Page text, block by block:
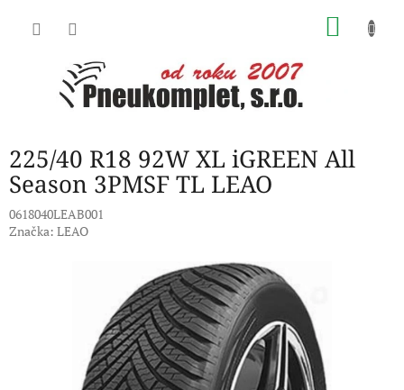
225/40 R18 92W XL iGREEN All
Season 3PMSF TL LEAO
0618040LEAB001
Značka: LEAO